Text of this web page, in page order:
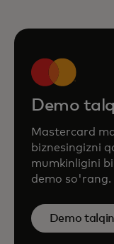
Demo
Mastercard
biznesingizni
mumkinligini
demo so'rang.
Demo